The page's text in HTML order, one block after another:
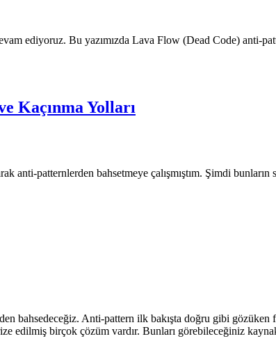
ediyoruz. Bu yazımızda Lava Flow (Dead Code) anti-
Kaçınma Yolları
anti-patternlerden bahsetmeye çalışmıştım. Şimdi
bahsedeceğiz. Anti-pattern ilk bakışta doğru gibi gözüken
edilmiş birçok çözüm vardır. Bunları görebileceğiniz